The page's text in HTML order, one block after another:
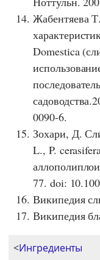
Жабентяева
Domestica
0090-6.
Зохари, Д.
L., P.
77. doi:
Википедия
Википедия
<Ингредиенты